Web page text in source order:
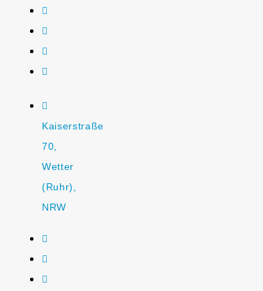
Kaiserstraße
70,
Wetter
(Ruhr),
NRW